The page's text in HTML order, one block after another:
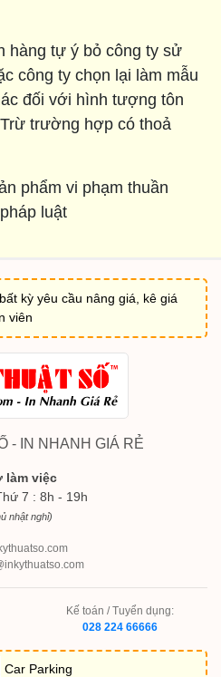
hàng tự ý bỏ công ty sử
công ty chọn lại làm mẫu
đối với hình tượng tôn
trường hợp có thoả
phẩm vi phạm thuần
luật
kỳ yêu cầu nâng giá, kê giá
viên
- IN NHANH GIÁ RẺ
làm việc
7 : 8h - 19h
nhật nghỉ)
Kế toán / Tuyển dụng:
028 224 66666
Car Parking